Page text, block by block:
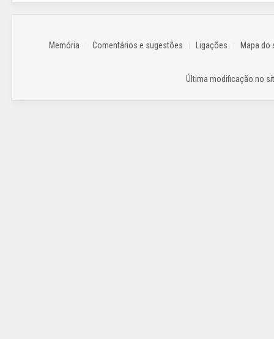
Memória Comentários e sugestões Ligações Mapa do
Última modificação no